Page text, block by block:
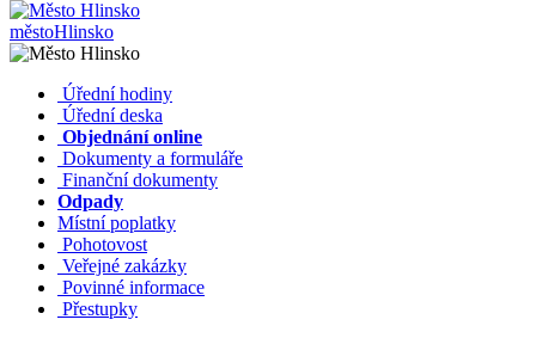
městoHlinsko
Úřední hodiny
Úřední deska
Objednání online
Dokumenty a formuláře
Finanční dokumenty
Odpady
Místní poplatky
Pohotovost
Veřejné zakázky
Povinné informace
Přestupky